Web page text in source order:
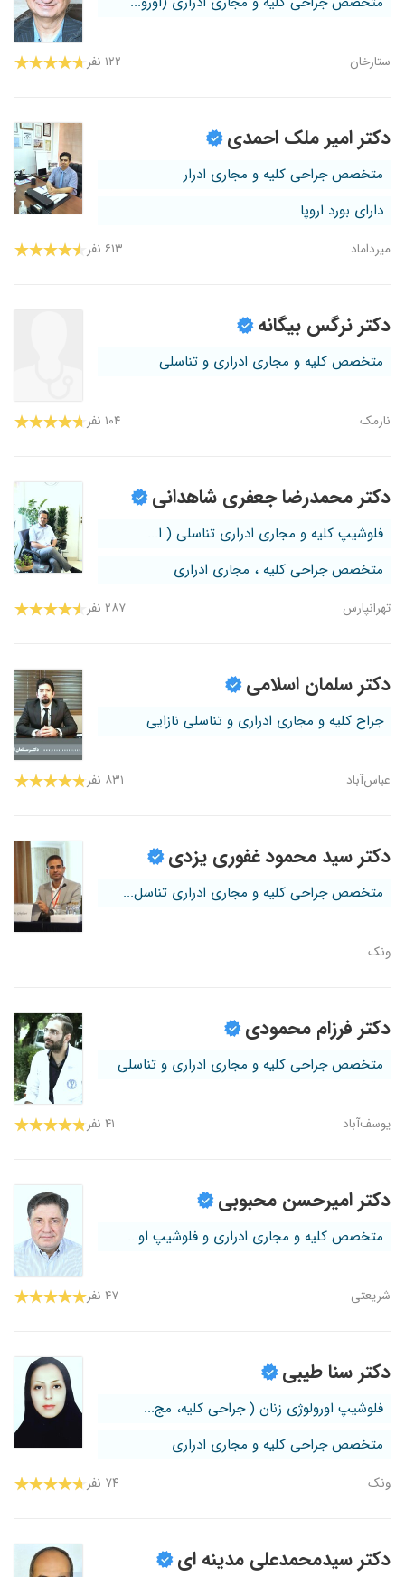
ستارخان ۱۲۲ نفر
دکتر امیر ملک احمدی
متخصص جراحی کلیه و مجاری ادرار
دارای بورد اروپا
میرداماد ۶۱۳ نفر
دکتر نرگس بیگانه
متخصص کلیه و مجاری ادراری و تناسلی
نارمک ۱۰۴ نفر
دکتر محمدرضا جعفری شاهدانی
فلوشیپ کلیه و مجاری ادراری تناسلی ( ا...
متخصص جراحی کلیه ، مجاری ادراری
تهرانپارس ۲۸۷ نفر
دکتر سلمان اسلامی
جراح کلیه و مجاری ادراری و تناسلی نازایی
عباس‌آباد ۸۳۱ نفر
دکتر سید محمود غفوری یزدی
متخصص جراحی کلیه و مجاری ادراری تناسل...
ونک
دکتر فرزام محمودی
متخصص جراحی کلیه و مجاری ادراری و تناسلی
یوسف‌آباد ۴۱ نفر
دکتر امیرحسن محبوبی
متخصص کلیه و مجاری ادراری و فلوشیپ او...
شریعتی ۴۷ نفر
دکتر سنا طیبی
فلوشیپ اورولوژی زنان ( جراحی کلیه، مج...
متخصص جراحی کلیه و مجاری ادراری
ونک ۷۴ نفر
دکتر سیدمحمدعلی مدینه ای